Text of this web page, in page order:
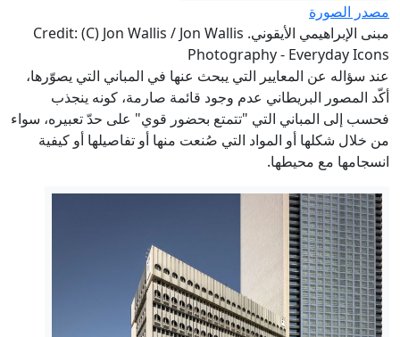
مصدر الصورة
مبنى الإبراهيمي الأيقوني. Credit: (C) Jon Wallis / Jon Wallis
Photography - Everyday Icons
عند سؤاله عن المعايير التي يبحث عنها في المباني التي يصوّرها،
أكّد المصور البريطاني عدم وجود قائمة صارمة، كونه ينجذب
فحسب إلى المباني التي "تتمتع بحضور قوي" على حدّ تعبيره، سواء
من خلال شكلها أو المواد التي صُنعت منها أو تفاصيلها أو كيفية
انسجامها مع محيطها.